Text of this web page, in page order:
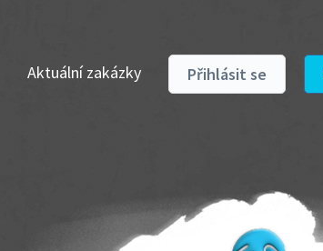
Aktuální zakázky Přihlásit se